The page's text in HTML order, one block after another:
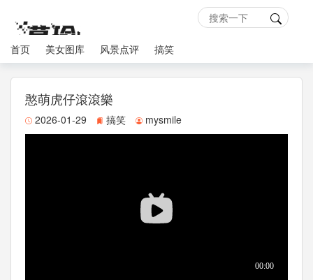
首页 美女图库 风景点评 搞笑
憨萌虎仔滾滾樂
2026-01-29 搞笑 mysmile